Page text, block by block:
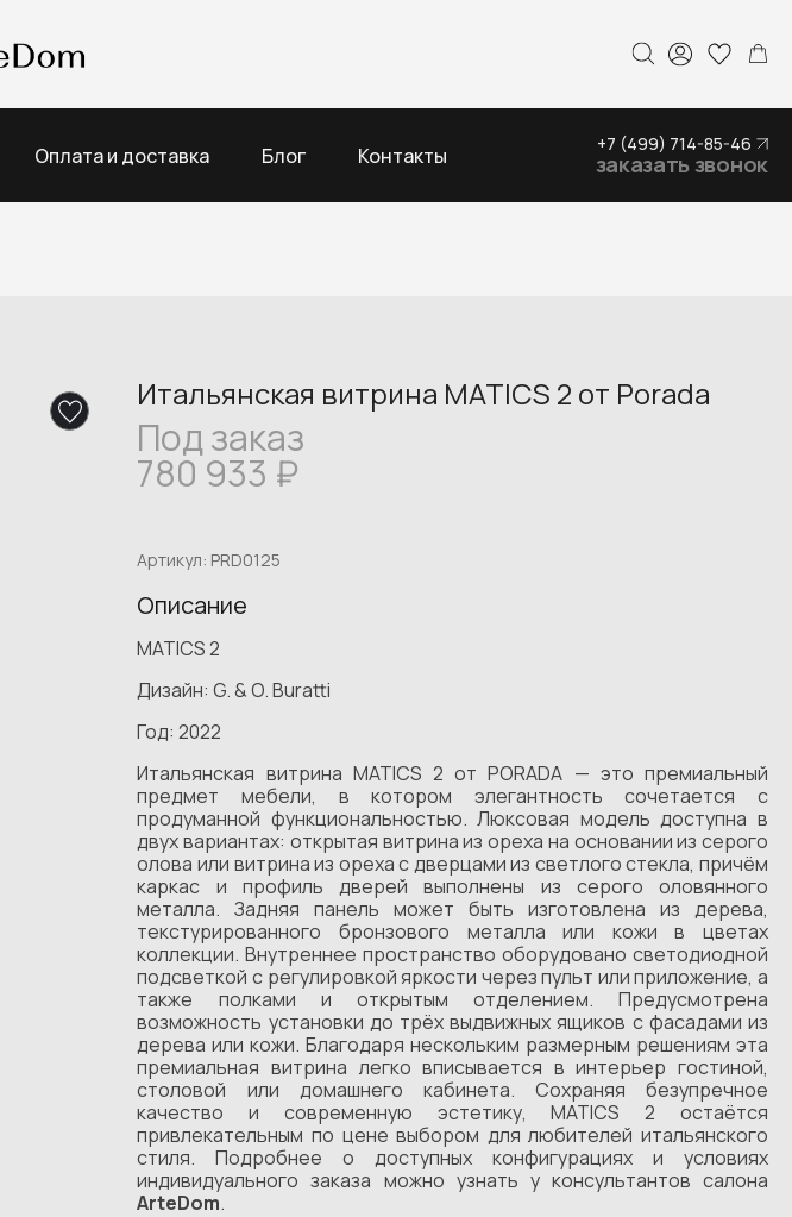
Оплата и доставка Блог Контакты +7 (499) 714-85-46
заказать звонок
Итальянская витрина MATICS 2 от Porada
Под заказ
780 933 ₽
Артикул: PRD0125
Описание
MATICS 2
Дизайн: G. & O. Buratti
Год: 2022
Итальянская витрина MATICS 2 от PORADA — это премиальный
предмет мебели, в котором элегантность сочетается с
продуманной функциональностью. Люксовая модель доступна в
двух вариантах: открытая витрина из ореха на основании из серого
олова или витрина из ореха с дверцами из светлого стекла, причём
каркас и профиль дверей выполнены из серого оловянного
металла. Задняя панель может быть изготовлена из дерева,
текстурированного бронзового металла или кожи в цветах
коллекции. Внутреннее пространство оборудовано светодиодной
подсветкой с регулировкой яркости через пульт или приложение, а
также полками и открытым отделением. Предусмотрена
возможность установки до трёх выдвижных ящиков с фасадами из
дерева или кожи. Благодаря нескольким размерным решениям эта
премиальная витрина легко вписывается в интерьер гостиной,
столовой или домашнего кабинета. Сохраняя безупречное
качество и современную эстетику, MATICS 2 остаётся
привлекательным по цене выбором для любителей итальянского
стиля. Подробнее о доступных конфигурациях и условиях
индивидуального заказа можно узнать у консультантов салона
ArteDom.